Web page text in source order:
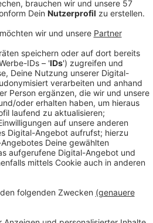
so weitermachen darf, wie
ersten Mal überhaupt gehts
Innerhalb der nächsten
Formel 1 geben.Bis 2030 will die
große CO2-Problem der Formel 1
das, was wir nicht sehen: Fast
von Autos, Ausrüstung,
etwas - sagen wir
aber so richtig
1-Reifen werden Stunden vor
besser auf der Strecke
weshalb Reifen ab dieser